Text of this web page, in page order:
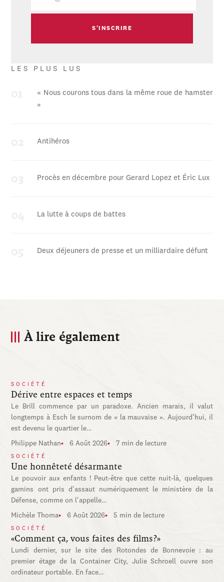
LES PLUS LUS
« Nous courons tous dans la même roue de hamster
»
Antihéros
Procès en décembre pour Gerard Lopez et Éric Lux
La lutte à coups de battes
Deux déjeuners de presse et un milliardaire défunt
À lire également
SOCIÉTÉ
Dérive entre espaces et temps
Le Brill commence par un paradoxe. Ancien marais, il valut
longtemps à Esch le surnom de « la mauvaise ». Aujourd’hui, il
est devenu le quartier le…
Philippe Nathan 6 Août 2026 7 min de lecture
SOCIÉTÉ
Une honnêteté désarmante
Le pouvoir aux enfants ! Peut-être que cette nuit-là, quelques
gamins ont pris d'assaut numériquement le ministère de la
Défense, comme on l'appelle…
Michèle Thoma 6 Août 2026 5 min de lecture
SOCIÉTÉ
«Comment ça, vous faites des films?»
Lundi dernier, sur le site des Rotondes de Bonnevoie : au
premier étage de la Container City, Julie Schroell ouvre son
ordinateur portable. En face…